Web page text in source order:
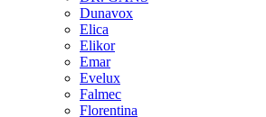
Dunavox
Elica
Elikor
Emar
Evelux
Falmec
Florentina